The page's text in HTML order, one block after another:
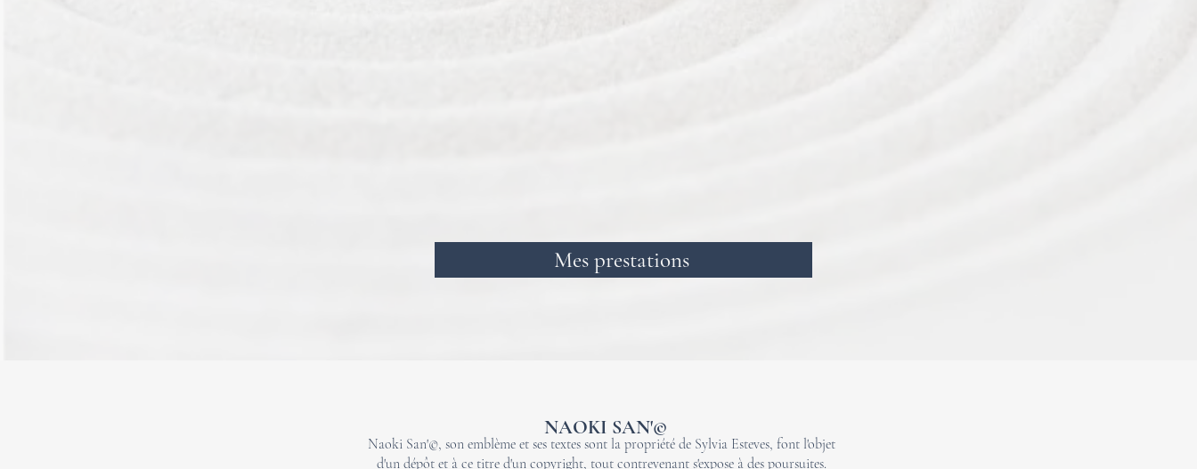
Mes prestations
NAOKI SAN'©
Naoki San'©, son emblème et ses textes sont la propriété de Sylvia Esteves, font l'objet
d'un dépôt et à ce titre d'un copyright, tout contrevenant s'expose à des poursuites.